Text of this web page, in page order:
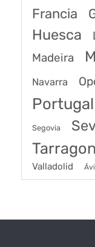
Francia
Huesca
Madeira
Navarra
Portugal
Segovia
Valladolid